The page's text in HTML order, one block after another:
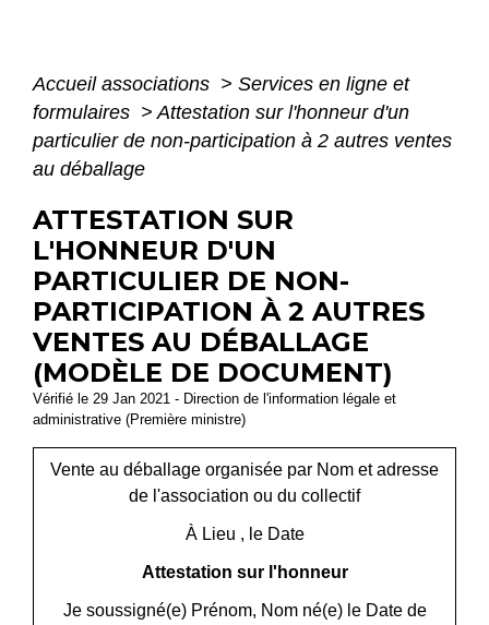
Accueil associations > Services en ligne et
formulaires > Attestation sur l'honneur d'un
particulier de non-participation à 2 autres ventes
au déballage
ATTESTATION SUR
L'HONNEUR D'UN
PARTICULIER DE NON-
PARTICIPATION À 2 AUTRES
VENTES AU DÉBALLAGE
(MODÈLE DE DOCUMENT)
Vérifié le 29 Jan 2021 - Direction de l'information légale et
administrative (Première ministre)
Vente au déballage organisée par Nom et adresse
de l'association ou du collectif
À Lieu , le Date
Attestation sur l'honneur
Je soussigné(e) Prénom, Nomné(e) le Date de